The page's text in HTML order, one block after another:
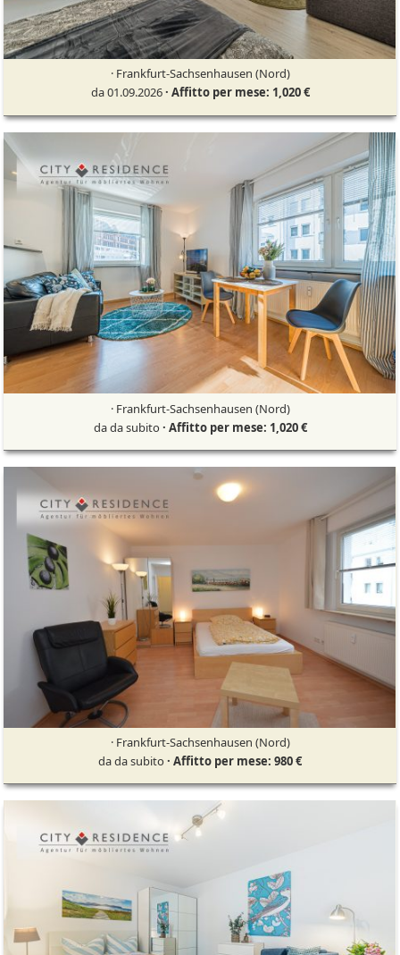
· Frankfurt-Sachsenhausen (Nord)
da 01.09.2026· Affitto per mese: 1,020 €
· Frankfurt-Sachsenhausen (Nord)
da da subito · Affitto per mese: 1,020 €
· Frankfurt-Sachsenhausen (Nord)
da da subito · Affitto per mese: 980 €